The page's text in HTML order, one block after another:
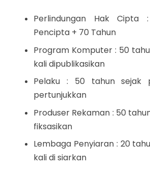
Perlindungan Hak Cipta
Pencipta + 70 Tahun
Program Komputer : 50
kali dipublikasikan
Pelaku : 50 tahun sejak
pertunjukkan
Produser Rekaman : 50
fiksasikan
Lembaga Penyiaran : 20
kali di siarkan